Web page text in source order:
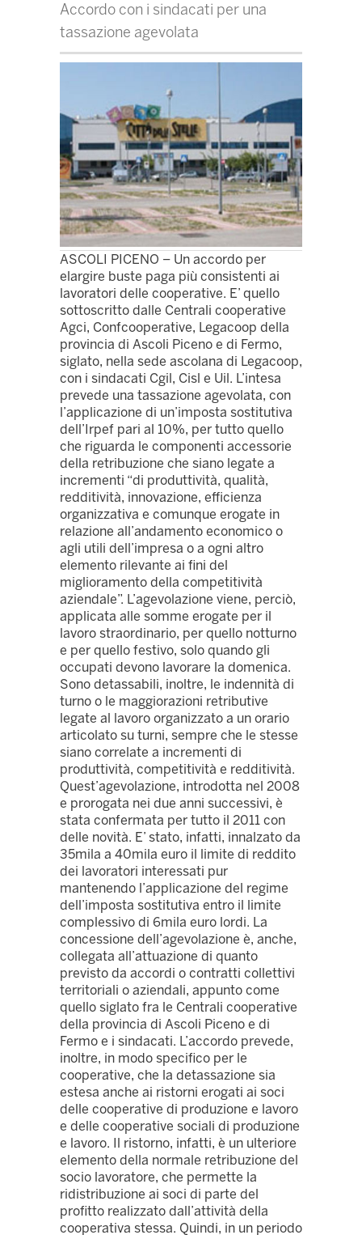
Accordo con i sindacati per una
tassazione agevolata
ASCOLI PICENO – Un accordo per
elargire buste paga più consistenti ai
lavoratori delle cooperative. E’ quello
sottoscritto dalle Centrali cooperative
Agci, Confcooperative, Legacoop della
provincia di Ascoli Piceno e di Fermo,
siglato, nella sede ascolana di Legacoop,
con i sindacati Cgil, Cisl e Uil. L’intesa
prevede una tassazione agevolata, con
l’applicazione di un’imposta sostitutiva
dell’Irpef pari al 10%, per tutto quello
che riguarda le componenti accessorie
della retribuzione che siano legate a
incrementi “di produttività, qualità,
redditività, innovazione, efficienza
organizzativa e comunque erogate in
relazione all’andamento economico o
agli utili dell’impresa o a ogni altro
elemento rilevante ai fini del
miglioramento della competitività
aziendale”. L’agevolazione viene, perciò,
applicata alle somme erogate per il
lavoro straordinario, per quello notturno
e per quello festivo, solo quando gli
occupati devono lavorare la domenica.
Sono detassabili, inoltre, le indennità di
turno o le maggiorazioni retributive
legate al lavoro organizzato a un orario
articolato su turni, sempre che le stesse
siano correlate a incrementi di
produttività, competitività e redditività.
Quest’agevolazione, introdotta nel 2008
e prorogata nei due anni successivi, è
stata confermata per tutto il 2011 con
delle novità. E’ stato, infatti, innalzato da
35mila a 40mila euro il limite di reddito
dei lavoratori interessati pur
mantenendo l’applicazione del regime
dell’imposta sostitutiva entro il limite
complessivo di 6mila euro lordi. La
concessione dell’agevolazione è, anche,
collegata all’attuazione di quanto
previsto da accordi o contratti collettivi
territoriali o aziendali, appunto come
quello siglato fra le Centrali cooperative
della provincia di Ascoli Piceno e di
Fermo e i sindacati. L’accordo prevede,
inoltre, in modo specifico per le
cooperative, che la detassazione sia
estesa anche ai ristorni erogati ai soci
delle cooperative di produzione e lavoro
e delle cooperative sociali di produzione
e lavoro. Il ristorno, infatti, è un ulteriore
elemento della normale retribuzione del
socio lavoratore, che permette la
ridistribuzione ai soci di parte del
profitto realizzato dall’attività della
cooperativa stessa. Quindi, in un periodo